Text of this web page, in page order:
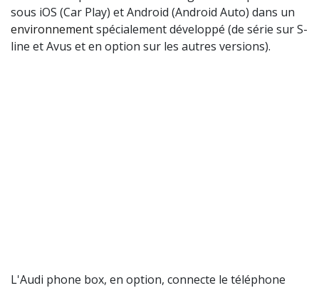
sous iOS (Car Play) et Android (Android Auto) dans un
environnementspécialement développé (de série sur S-
line et Avus et en option sur les autres versions).
L'Audi phone box, en option, connecte le téléphone